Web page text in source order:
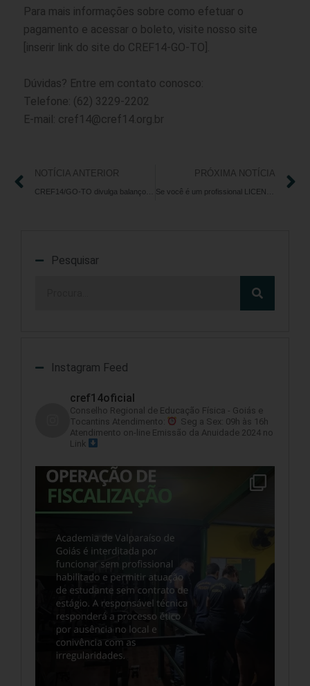
Para mais informações sobre como efetuar o
pagamento e acessar o boleto, visite nosso site
[inserir link do site do CREF14-GO-TO].
Dúvidas? Entre em contato conosco:
Telefone: (62) 3229-2202
E-mail: cref14@cref14.org.br
NOTÍCIA ANTERIOR PRÓXIMA NOTÍCIA
Pesquisar
Instagram Feed
cref14oficial
Conselho Regional de Educação Física - Goiás e
Tocantins Atendimento:
Seg a Sex: 09h às 16h
Atendimento on-line Emissão da Anuidade 2024 no
Link